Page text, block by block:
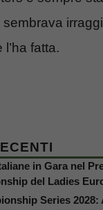
fatta.
in Gara nel
del Ladies
Series 2028: